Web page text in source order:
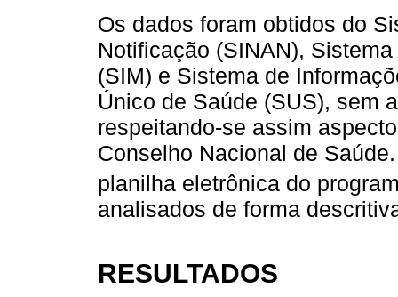
Os dados foram obtidos do
Notificação (SINAN),
(SIM) e Sistema de
Único de Saúde (SUS), sem
respeitando-se assim
Conselho Nacional de
planilha eletrônica do
analisados de forma
RESULTADOS